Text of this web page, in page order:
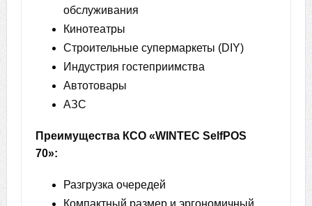
обслуживания
Кинотеатры
Строительные супермаркеты (DIY)
Индустрия гостеприимства
Автотовары
АЗС
Преимущества КСО «WINTEC SelfPOS
70»:
Разгрузка очередей
Компактный размер и эргономичный